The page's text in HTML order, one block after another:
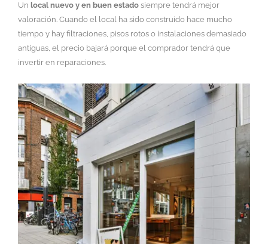
Un local nuevo y en buen estado siempre tendrá mejor
valoración. Cuando el local ha sido construido hace mucho
tiempo y hay filtraciones, pisos rotos o instalaciones demasiado
antiguas, el precio bajará porque el comprador tendrá que
invertir en reparaciones.